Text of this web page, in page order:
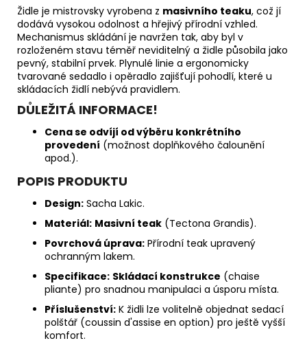
Židle je mistrovsky vyrobena z masivního teaku, což jí
dodává vysokou odolnost a hřejivý přírodní vzhled.
Mechanismus skládání je navržen tak, aby byl v
rozloženém stavu téměř neviditelný a židle působila jako
pevný, stabilní prvek. Plynulé linie a ergonomicky
tvarované sedadlo i opěradlo zajišťují pohodlí, které u
skládacích židlí nebývá pravidlem.
DŮLEŽITÁ INFORMACE!
Cena se odvíjí od výběru konkrétního
provedení (možnost doplňkového čalounění
apod.).
POPIS PRODUKTU
Design: Sacha Lakic.
Materiál: Masivní teak (Tectona Grandis).
Povrchová úprava: Přírodní teak upravený
ochranným lakem.
Specifikace: Skládací konstrukce (chaise
pliante) pro snadnou manipulaci a úsporu místa.
Příslušenství: K židli lze volitelně objednat sedací
polštář (coussin d'assise en option) pro ještě vyšší
komfort.